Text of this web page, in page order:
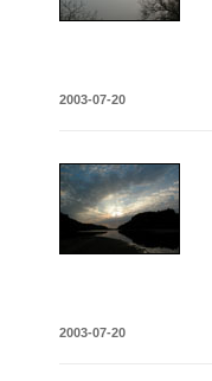
2003-07-20
2003-07-20